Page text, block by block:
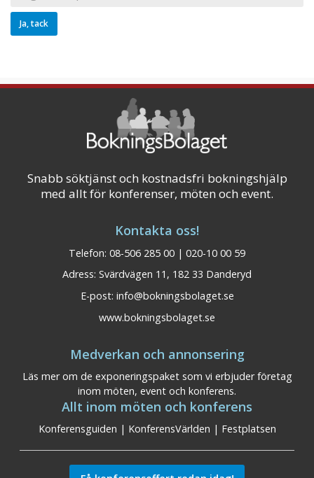
Snabb söktjänst och kostnadsfri bokningshjälp
med allt för konferenser, möten och event.
Kontakta oss!
Telefon: 08-506 285 00 | 020-10 00 59
Adress: Svärdvägen 11, 182 33 Danderyd
E-post: info@bokningsbolaget.se
www.bokningsbolaget.se
Medverkan och annonsering
Läs mer om de exponeringspaket som vi erbjuder företag
inom möten, event och konferens.
Allt inom möten och konferens
Konferensguiden | KonferensVärlden | Festplatsen